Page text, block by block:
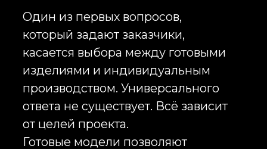
используют эти понятия как
синонимы, между изделиями
существуют различия, которые
важно учитывать при
планировании проекта.
Корпоративные худи являются
одним из самых популярных
форматов одежды для
сотрудников. Наличие капюшона
делает их особенно